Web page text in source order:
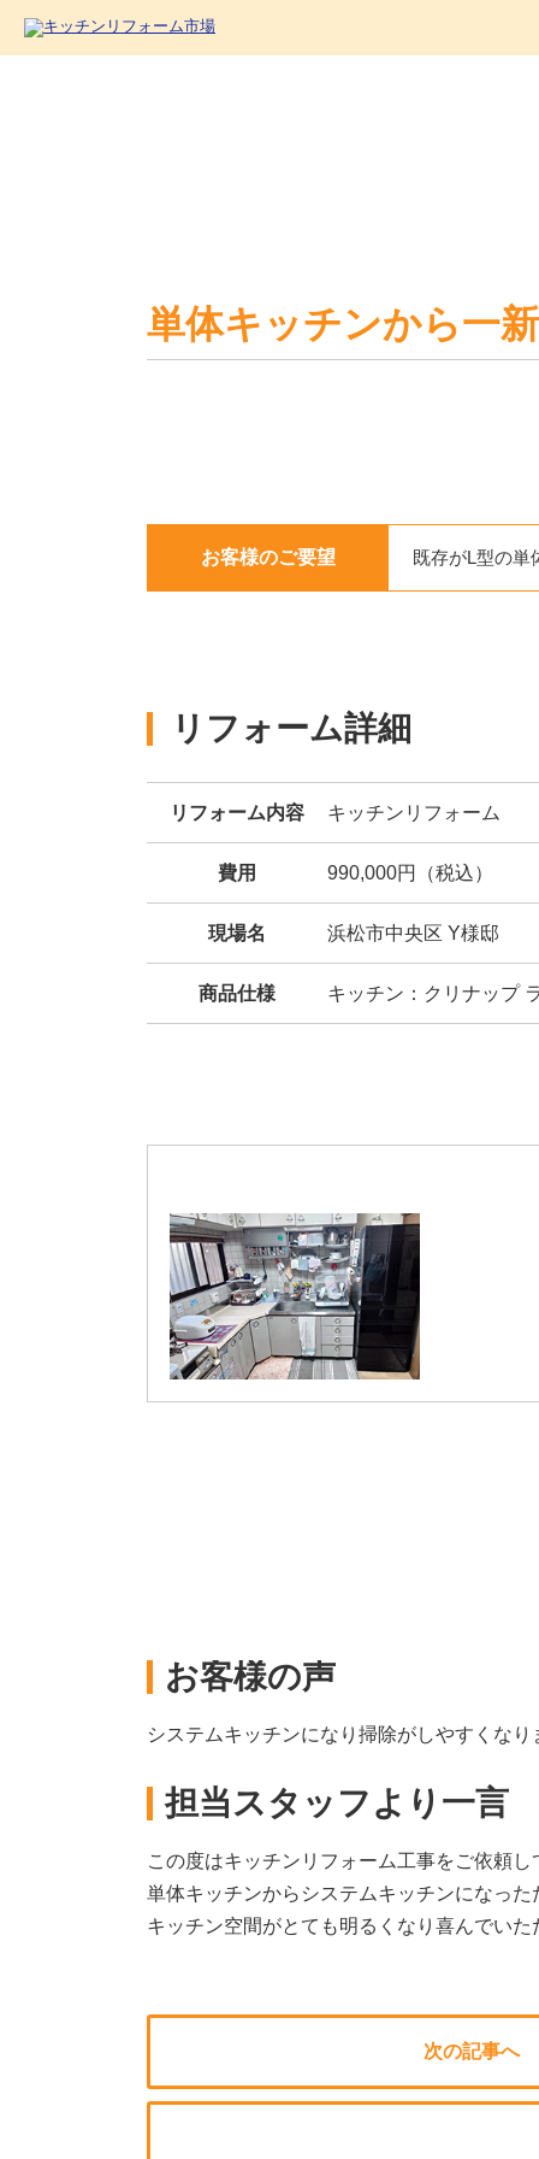
単体キッチンから一
お客様のご要望 既存がL型の単
リフォーム詳細
リフォーム内容 キッチンリフォーム
費用 990,000円（税込）
現場名 浜松市中央区 Y様邸
商品仕様 キッチン：クリナップ
お客様の声
システムキッチンになり掃除がしやすくなり
担当スタッフより一言
この度はキッチンリフォーム工事をご依頼
単体キッチンからシステムキッチンになっ
キッチン空間がとても明るくなり喜んでい
次の記事へ